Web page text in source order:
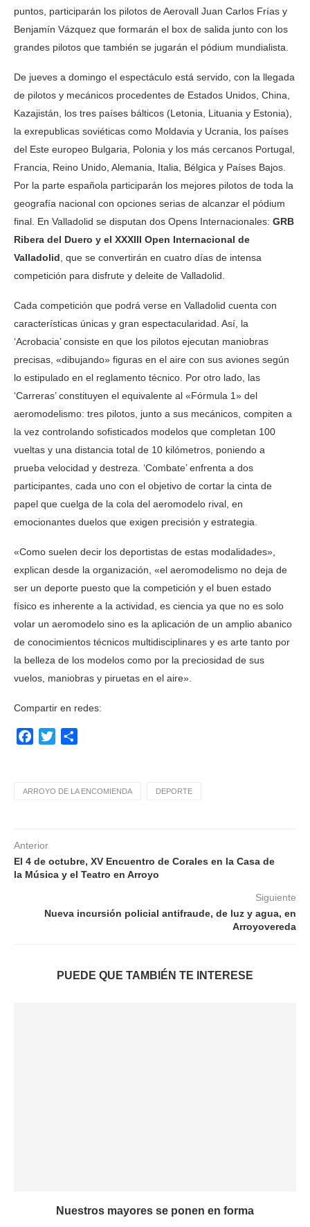
puntos, participarán los pilotos de Aerovall Juan Carlos Frías y
Benjamín Vázquez que formarán el box de salida junto con los
grandes pilotos que también se jugarán el pódium mundialista.
De jueves a domingo el espectáculo está servido, con la llegada
de pilotos y mecánicos procedentes de Estados Unidos, China,
Kazajistán, los tres países bálticos (Letonia, Lituania y Estonia),
la exrepublicas soviéticas como Moldavia y Ucrania, los países
del Este europeo Bulgaria, Polonia y los más cercanos Portugal,
Francia, Reino Unido, Alemania, Italia, Bélgica y Países Bajos.
Por la parte española participarán los mejores pilotos de toda la
geografía nacional con opciones serias de alcanzar el pódium
final. En Valladolid se disputan dos Opens Internacionales: GRB
Ribera del Duero y el XXXIII Open Internacional de
Valladolid , que se convertirán en cuatro días de intensa
competición para disfrute y deleite de Valladolid.
Cada competición que podrá verse en Valladolid cuenta con
características únicas y gran espectacularidad. Así, la
‘Acrobacia’ consiste en que los pilotos ejecutan maniobras
precisas, «dibujando» figuras en el aire con sus aviones según
lo estipulado en el reglamento técnico. Por otro lado, las
‘Carreras’ constituyen el equivalente al «Fórmula 1» del
aeromodelismo: tres pilotos, junto a sus mecánicos, compiten a
la vez controlando sofisticados modelos que completan 100
vueltas y una distancia total de 10 kilómetros, poniendo a
prueba velocidad y destreza. ‘Combate’ enfrenta a dos
participantes, cada uno con el objetivo de cortar la cinta de
papel que cuelga de la cola del aeromodelo rival, en
emocionantes duelos que exigen precisión y estrategia.
«Como suelen decir los deportistas de estas modalidades»,
explican desde la organización, «el aeromodelismo no deja de
ser un deporte puesto que la competición y el buen estado
físico es inherente a la actividad, es ciencia ya que no es solo
volar un aeromodelo sino es la aplicación de un amplio abanico
de conocimientos técnicos multidisciplinares y es arte tanto por
la belleza de los modelos como por la preciosidad de sus
vuelos, maniobras y piruetas en el aire».
Compartir en redes:
Facebook
Twitter
ARROYO DE LA ENCOMIENDA DEPORTE
Anterior
El 4 de octubre, XV Encuentro de Corales en la Casa de
la Música y el Teatro en Arroyo
Siguiente
Nueva incursión policial antifraude, de luz y agua, en
Arroyovereda
PUEDE QUE TAMBIÉN TE INTERESE
Nuestros mayores se ponen en forma